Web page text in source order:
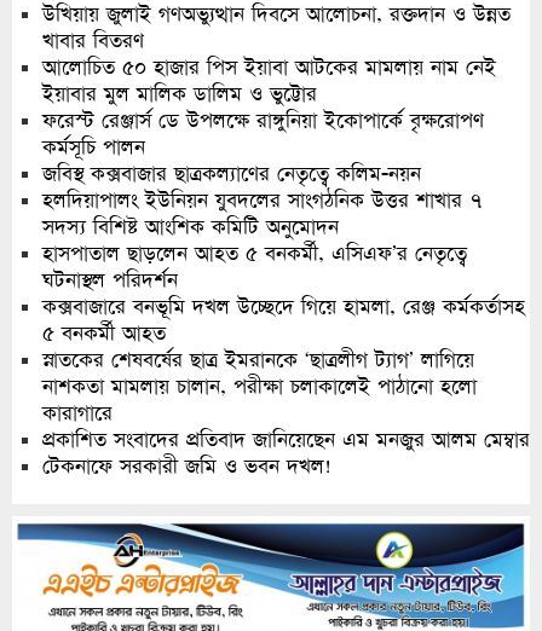
উখিয়ায় জুলাই গণঅভ্যুত্থান দিবসে আলোচনা, রক্তদান ও উন্নত
খাবার বিতরণ
আলোচিত ৫০ হাজার পিস ইয়াবা আটকের মামলায় নাম নেই
ইয়াবার মুল মালিক ডালিম ও ভুট্টোর
ফরেস্ট রেঞ্জার্স ডে উপলক্ষে রাঙ্গুনিয়া ইকোপার্কে বৃক্ষরোপণ
কর্মসূচি পালন
জবিস্থ কক্সবাজার ছাত্রকল্যাণের নেতৃত্বে কলিম-নয়ন
হলদিয়াপালং ইউনিয়ন যুবদলের সাংগঠনিক উত্তর শাখার ৭
সদস্য বিশিষ্ট আংশিক কমিটি অনুমোদন
হাসপাতাল ছাড়লেন আহত ৫ বনকর্মী, এসিএফ’র নেতৃত্বে
ঘটনাস্থল পরিদর্শন
কক্সবাজারে বনভূমি দখল উচ্ছেদে গিয়ে হামলা, রেঞ্জ কর্মকর্তাসহ
৫ বনকর্মী আহত
স্নাতকের শেষবর্ষের ছাত্র ইমরানকে ‘ছাত্রলীগ ট্যাগ’ লাগিয়ে
নাশকতা মামলায় চালান, পরীক্ষা চলাকালেই পাঠানো হলো
কারাগারে
প্রকাশিত সংবাদের প্রতিবাদ জানিয়েছেন এম মনজুর আলম মেম্বার
টেকনাফে সরকারী জমি ও ভবন দখল!